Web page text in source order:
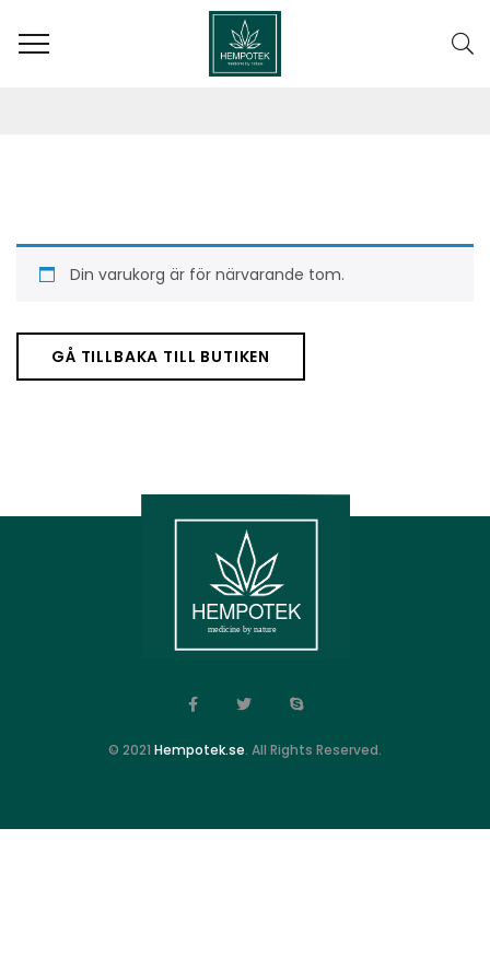
CART
Din varukorg är för närvarande tom.
GÅ TILLBAKA TILL BUTIKEN
© 2021 Hempotek.se. All Rights Reserved.